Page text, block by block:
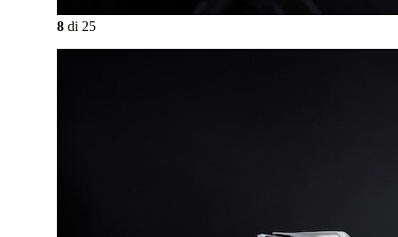
8 di 25